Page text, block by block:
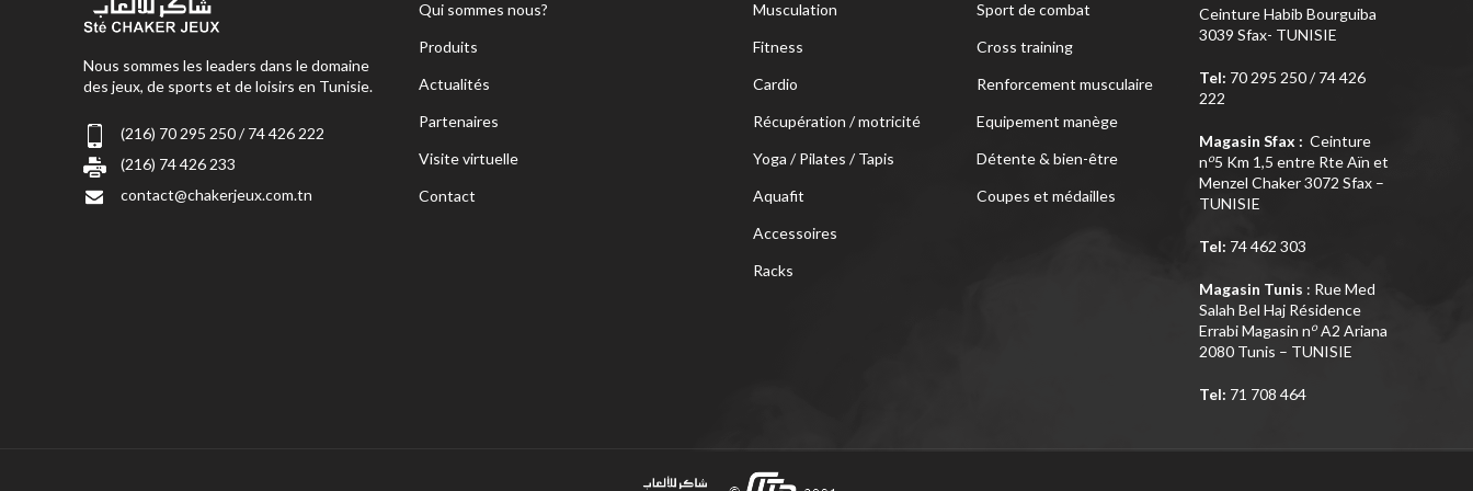
Nous sommes les leaders dans le domaine
des jeux, de sports et de loisirs en Tunisie.
(216) 70 295 250 / 74 426 222
(216) 74 426 233
contact@chakerjeux.com.tn
Qui sommes nous?
Produits
Actualités
Partenaires
Visite virtuelle
Contact
Musculation
Fitness
Cardio
Récupération / motricité
Yoga / Pilates / Tapis
Aquafit
Accessoires
Racks
Sport de combat
Cross training
Renforcement musculaire
Equipement manège
Détente & bien-être
Coupes et médailles
Ceinture Habib Bourguiba
3039 Sfax- TUNISIE
Tel: 70 295 250 / 74 426
222
Magasin Sfax : Ceinture
no5 Km 1,5 entre Rte Aïn et
Menzel Chaker 3072 Sfax –
TUNISIE
Tel: 74 462 303
Magasin Tunis : Rue Med
Salah Bel Haj Résidence
Errabi Magasin noA2 Ariana
2080 Tunis – TUNISIE
Tel: 71 708 464